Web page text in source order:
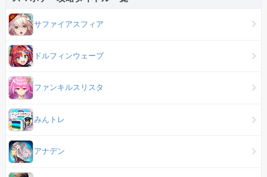
サファイアスフィア
ドルフィンウェーブ
ファンキルスリスタ
みんトレ
アナデン